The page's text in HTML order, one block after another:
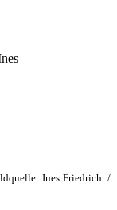
Ines Friedrich /